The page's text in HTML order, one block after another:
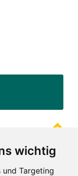
wichtig
Targeting